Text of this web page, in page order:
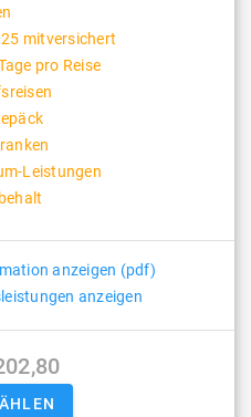
mitversichert
pro Reise
Leistungen
anzeigen (pdf)
anzeigen